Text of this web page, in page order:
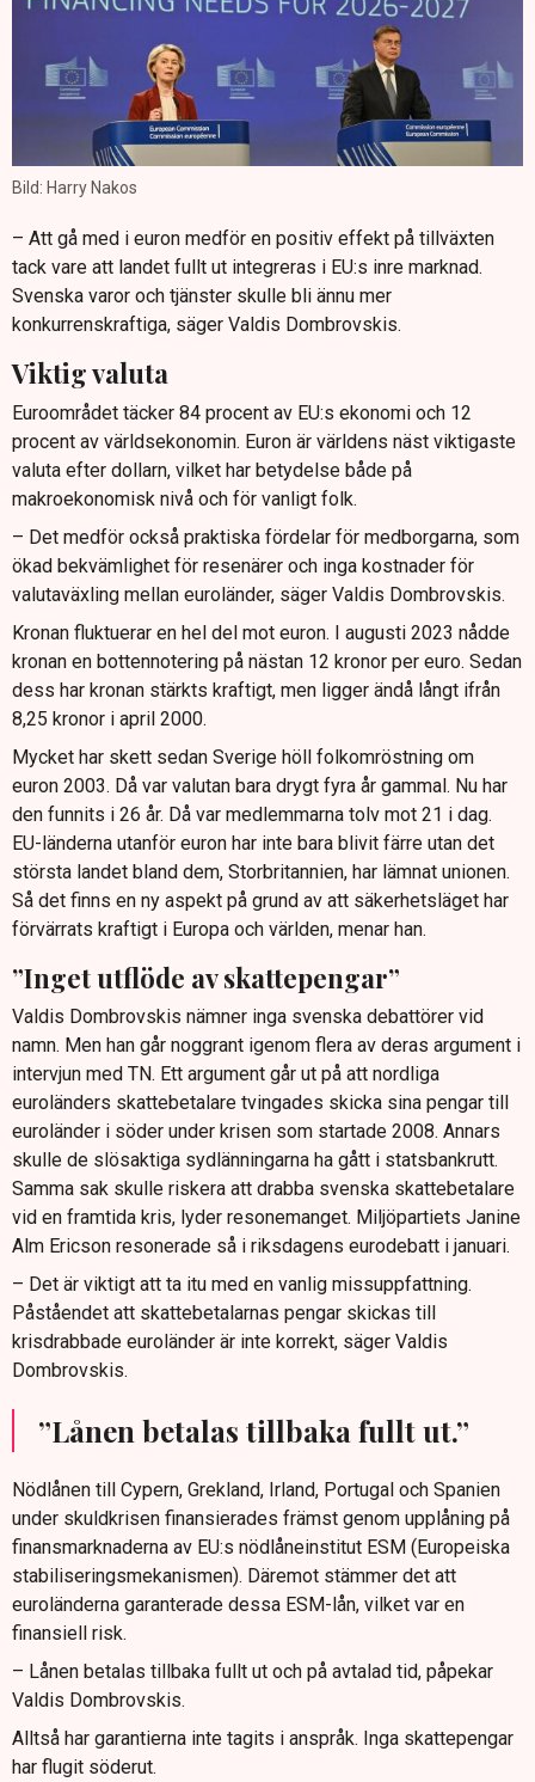
Bild: Harry Nakos
– Att gå med i euron medför en positiv effekt på tillväxten
tack vare att landet fullt ut integreras i EU:s inre marknad.
Svenska varor och tjänster skulle bli ännu mer
konkurrenskraftiga, säger Valdis Dombrovskis.
Viktig valuta
Euroområdet täcker 84 procent av EU:s ekonomi och 12
procent av världsekonomin. Euron är världens näst viktigaste
valuta efter dollarn, vilket har betydelse både på
makroekonomisk nivå och för vanligt folk.
– Det medför också praktiska fördelar för medborgarna, som
ökad bekvämlighet för resenärer och inga kostnader för
valutaväxling mellan euroländer, säger Valdis Dombrovskis.
Kronan fluktuerar en hel del mot euron. I augusti 2023 nådde
kronan en bottennotering på nästan 12 kronor per euro. Sedan
dess har kronan stärkts kraftigt, men ligger ändå långt ifrån
8,25 kronor i april 2000.
Mycket har skett sedan Sverige höll folkomröstning om
euron 2003. Då var valutan bara drygt fyra år gammal. Nu har
den funnits i 26 år. Då var medlemmarna tolv mot 21 i dag.
EU-länderna utanför euron har inte bara blivit färre utan det
största landet bland dem, Storbritannien, har lämnat unionen.
Så det finns en ny aspekt på grund av att säkerhetsläget har
förvärrats kraftigt i Europa och världen, menar han.
”Inget utflöde av skattepengar”
Valdis Dombrovskis nämner inga svenska debattörer vid
namn. Men han går noggrant igenom flera av deras argument i
intervjun med TN. Ett argument går ut på att nordliga
euroländers skattebetalare tvingades skicka sina pengar till
euroländer i söder under krisen som startade 2008. Annars
skulle de slösaktiga sydlänningarna ha gått i statsbankrutt.
Samma sak skulle riskera att drabba svenska skattebetalare
vid en framtida kris, lyder resonemanget. Miljöpartiets Janine
Alm Ericson resonerade så i riksdagens eurodebatt i januari.
– Det är viktigt att ta itu med en vanlig missuppfattning.
Påståendet att skattebetalarnas pengar skickas till
krisdrabbade euroländer är inte korrekt, säger Valdis
Dombrovskis.
”Lånen betalas tillbaka fullt ut.”
Nödlånen till Cypern, Grekland, Irland, Portugal och Spanien
under skuldkrisen finansierades främst genom upplåning på
finansmarknaderna av EU:s nödlåneinstitut ESM (Europeiska
stabiliseringsmekanismen). Däremot stämmer det att
euroländerna garanterade dessa ESM-lån, vilket var en
finansiell risk.
– Lånen betalas tillbaka fullt ut och på avtalad tid, påpekar
Valdis Dombrovskis.
Alltså har garantierna inte tagits i anspråk. Inga skattepengar
har flugit söderut.